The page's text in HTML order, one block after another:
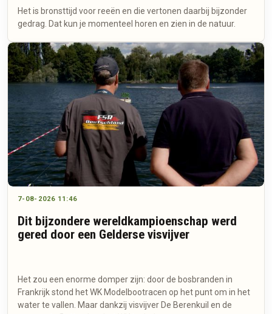
Het is bronsttijd voor reeën en die vertonen daarbij bijzonder
gedrag. Dat kun je momenteel horen en zien in de natuur.
7-08-2026 11:46
Dit bijzondere wereldkampioenschap werd
gered door een Gelderse visvijver
Het zou een enorme domper zijn: door de bosbranden in
Frankrijk stond het WK Modelbootracen op het punt om in het
water te vallen. Maar dankzij visvijver De Berenkuil en de